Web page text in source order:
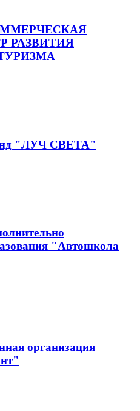
РАЗВИТИЯ
"ЛУЧ СВЕТА"
"Автошкола
организация